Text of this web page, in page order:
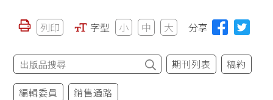
列印 字型 小 中 大 分享
期刊列表 稿約
編輯委員 銷售通路